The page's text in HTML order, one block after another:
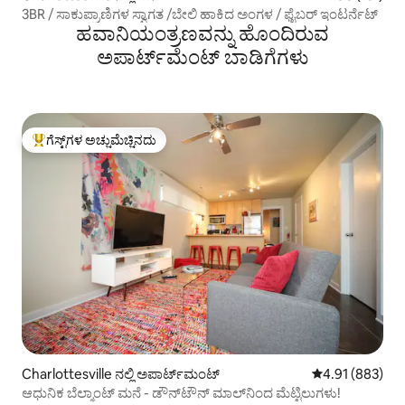
3BR / ಸಾಕುಪ್ರಾಣಿಗಳ ಸ್ವಾಗತ /ಬೇಲಿ ಹಾಕಿದ ಅಂಗಳ / ಫೈಬರ್ ಇಂಟರ್ನೆಟ್
ಹವಾನಿಯಂತ್ರಣವನ್ನು ಹೊಂದಿರುವ
ಅಪಾರ್ಟ್‌ಮೆಂಟ್‌ ಬಾಡಿಗೆಗಳು
ಗೆಸ್ಟ್‌ಗಳಿಗೆ ಅತಿ ಹೆಚ್ಚು ಅಚ್ಚುಮೆಚ್ಚಿನದು
ಗೆಸ್ಟ್‌ಗಳ ಅಚ್ಚುಮೆಚ್ಚಿನದು
Charlottesville ನಲ್ಲಿ ಅಪಾರ್ಟ್‌ಮಂಟ್ 5 ರಲ್ಲಿ 4.91
4.91 (883)
ಆಧುನಿಕ ಬೆಲ್ಮಾಂಟ್ ಮನೆ - ಡೌನ್‌ಟೌನ್ ಮಾಲ್‌ನಿಂದ ಮೆಟ್ಟಿಲುಗಳು!